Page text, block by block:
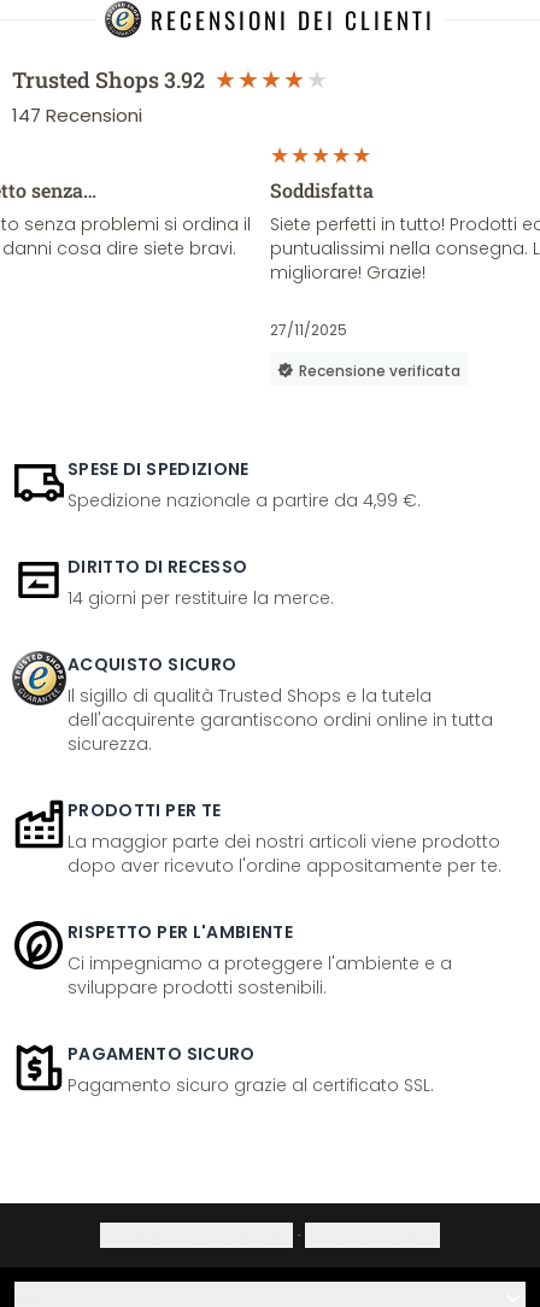
RECENSIONI DEI CLIENTI
Trusted Shops3.92
147 Recensioni
senza…
senza problemi si ordina il
cosa dire siete bravi.
Soddisfatta
Siete perfetti in tutto! Prodotti
puntualissimi nella consegna.
migliorare! Grazie!
27/11/2025
Recensione verificata
SPESE DI SPEDIZIONE
Spedizione nazionale a partire da 4,99 €.
DIRITTO DI RECESSO
14 giorni per restituire la merce.
ACQUISTO SICURO
Il sigillo di qualità Trusted Shops e la tutela
dell'acquirente garantiscono ordini online in tutta
sicurezza.
PRODOTTI PER TE
La maggior parte dei nostri articoli viene prodotto
dopo aver ricevuto l'ordine appositamente per te.
RISPETTO PER L'AMBIENTE
Ci impegniamo a proteggere l'ambiente e a
sviluppare prodotti sostenibili.
PAGAMENTO SICURO
Pagamento sicuro grazie al certificato SSL.
·